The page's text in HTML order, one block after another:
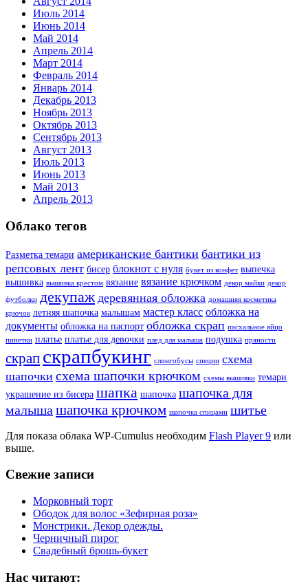
Июль 2014
Июнь 2014
Май 2014
Апрель 2014
Март 2014
Февраль 2014
Январь 2014
Декабрь 2013
Ноябрь 2013
Октябрь 2013
Сентябрь 2013
Август 2013
Июль 2013
Июнь 2013
Май 2013
Апрель 2013
Облако тегов
Разметка темари американские бантики бантики из
репсовых лент бисер блокнот с нуля букет из конфет выпечка
вышивка вышивка крестом вязание вязание крючком декор майки декор
футболки декупаж деревянная обложка домашняя косметика
крючок летняя шапочка малышам мастер класс обложка на
документы обложка на паспорт обложка скрап пасхальное яйцо
пинетки платье платье для девочки плед для малыша подушка пряности
скрап скрапбукинг слингобусы специи схема
шапочки схема шапочки крючком схемы вышивки темари
украшение из бисера шапка шапочка шапочка для
малыша шапочка крючком шапочка спицами шитье
Для показа облака WP-Cumulus необходим Flash Player 9 или
выше.
Свежие записи
Морковный торт
Ободок для волос «Зефирная роза»
Монстрики. Декор одежды.
Черничный пирог
Свадебный брошь-букет
Нас читают: